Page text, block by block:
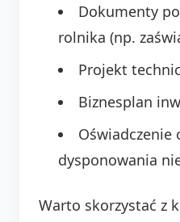
Dokumenty
rolnika (np.
Projekt
Biznesplan
Oświadczenie
dysponowania
Warto skorzystać z